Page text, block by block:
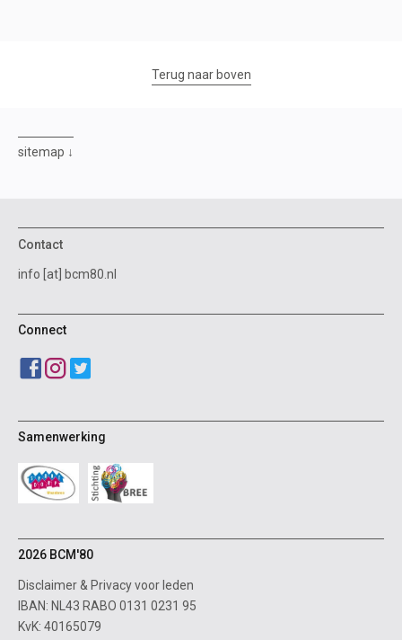
Terug naar boven
sitemap
Contact
info [at] bcm80.nl
Connect
Samenwerking
2026 BCM'80
Disclaimer& Privacy voor leden
IBAN: NL43 RABO 0131 0231 95
KvK: 40165079